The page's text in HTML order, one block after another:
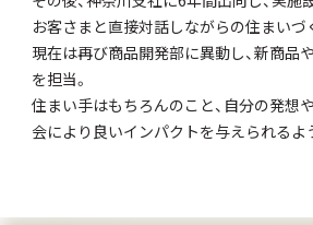
お客さまと直接対話しながらの住まいづ
現在は再び商品開発部に異動し、新商品
を担当。
住まい手はもちろんのこと、自分の発想
会により良いインパクトを与えられるよ